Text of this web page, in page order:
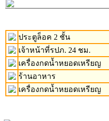
ประตูล็อค 2 ชั้น
เจ้าหน้าที่รปภ. 24 ชม.
เครื่องกดน้ำหยอดเหรียญ
ร้านอาหาร
เครื่องกดน้ำหยอดเหรียญ